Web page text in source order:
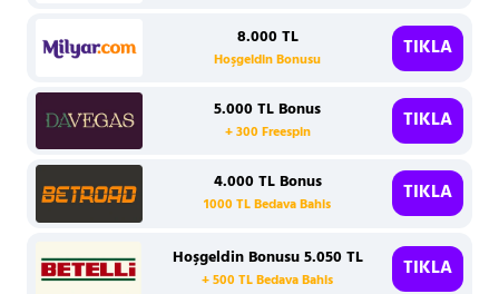
8.000 TL
Hoşgeldin Bonusu TIKLA
5.000 TL Bonus
+ 300 Freespin TIKLA
4.000 TL Bonus
1000 TL Bedava Bahis TIKLA
Hoşgeldin Bonusu 5.050 TL
+ 500 TL Bedava Bahis TIKLA